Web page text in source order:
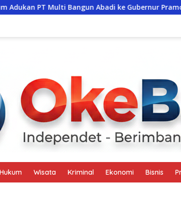
Bangun Abadi ke Gubernur Pramono Anung,
Hukum Wisata Kriminal Ekonomi Bisnis